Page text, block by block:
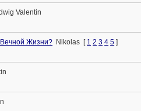
Valentin
Вечной Жизни? Nikolas [ 1 2 3 4 5 ]